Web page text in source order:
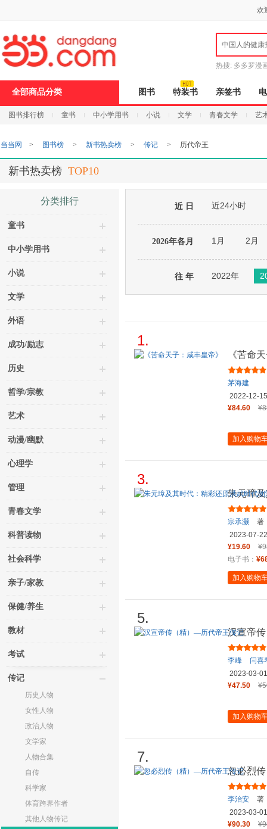
欢
中国人的健康
热搜: 多多罗漫
全部商品分类 图书 特装书 亲签书
图书排行榜 童书 中小学用书 小说 文学 青春文学 艺
当当网 > 图书榜 > 新书热卖榜 > 传记 > 历代帝王
新书热卖榜 TOP10
分类排行
童书
中小学用书
小说
文学
外语
成功/励志
历史
哲学/宗教
艺术
动漫/幽默
心理学
管理
青春文学
科普读物
社会科学
亲子/家教
保健/养生
教材
考试
传记
历史人物
女性人物
政治人物
文学家
人物合集
自传
科学家
体育跨界作者
其他人物传记
近 日 近24小时
2026年各月 1月 2月
往 年 2022年
1.
《苦命
茅海建
2022-12-15
¥84.60
加入购物
3.
朱元璋
权力博
宗承灏
著
2023-07-22
¥19.60
电子书：
加入购物
5.
汉宣帝
李峰
闫喜
2023-03-01
¥47.50
加入购物
7.
忽必烈
李治安
著
2023-03-01
¥90.30
打
开
无
障
页
加